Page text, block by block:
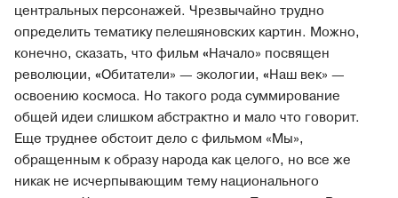
центральных персонажей. Чрезвычайно трудно
определить тематику пелешяновских картин. Можно,
конечно, сказать, что фильм «Начало» посвящен
революции, «Обитатели» — экологии, «Наш век» —
освоению космоса. Но такого рода суммирование
общей идеи слишком абстрактно и мало что говорит.
Еще труднее обстоит дело с фильмом «Мы»,
обращенным к образу народа как целого, но все же
никак не исчерпывающим тему национального